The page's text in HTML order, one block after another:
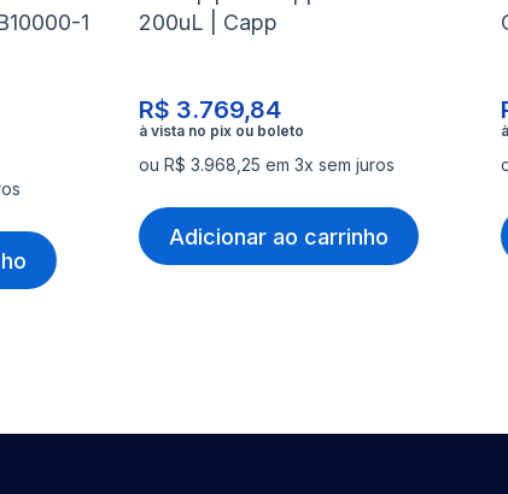
1
200uL | Capp
R$ 3.769,84
ou R$ 3.968,25 em 3x sem juros
Adicionar ao carrinho